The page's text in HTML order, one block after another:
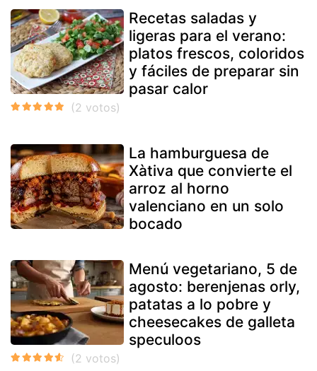
Recetas saladas y
ligeras para el verano:
platos frescos, coloridos
y fáciles de preparar sin
pasar calor
La hamburguesa de
Xàtiva que convierte el
arroz al horno
valenciano en un solo
bocado
Menú vegetariano, 5 de
agosto: berenjenas orly,
patatas a lo pobre y
cheesecakes de galleta
speculoos